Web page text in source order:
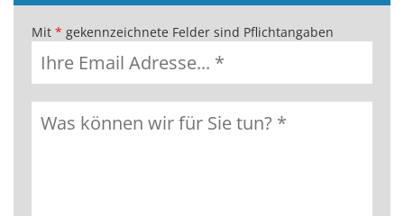
Mit * gekennzeichnete Felder sind Pflichtangaben